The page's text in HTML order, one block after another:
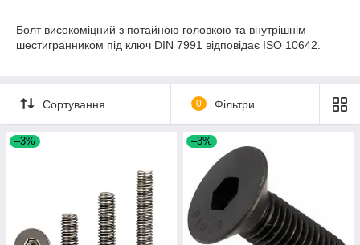
Болт високоміцний з потайною головкою та внутрішнім
шестигранником під ключ DIN 7991 відповідає ISO 10642.
Сортування 0 Фільтри
–3% –3%